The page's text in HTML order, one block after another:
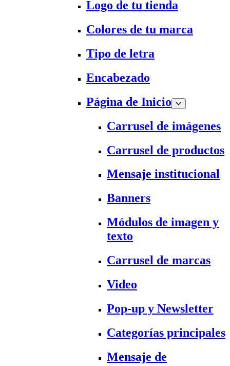
Logo de tu tienda
Colores de tu marca
Tipo de letra
Encabezado
Página de Inicio
Carrusel de imágenes
Carrusel de productos
Mensaje institucional
Banners
Módulos de imagen y
texto
Carrusel de marcas
Video
Pop-up y Newsletter
Categorías principales
Mensaje de